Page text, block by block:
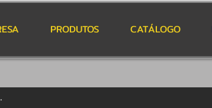
PRODUTOS CATÁLOGO